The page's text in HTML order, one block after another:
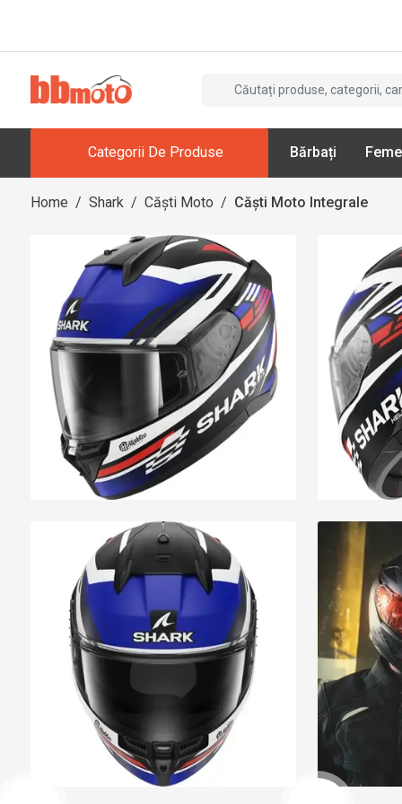
Categorii De Produse Bărbați
Home / Shark / Căști Moto / Căști Moto Integrale